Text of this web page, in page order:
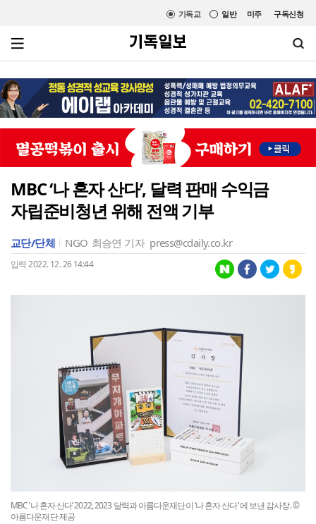
미주 구독신청
일반
기독교
MBC ‘나 혼자 산다’, 달력 판매 수익금
자립준비청년 위해 전액 기부
교단/단체 NGO 최승연 기자 press@cdaily.co.kr
입력 2022. 12. 26 14:44
MBC ’나 혼자 산다’ 2022, 2023 달력과 아름다운재단이 ‘나 혼자 산다’ 에 보낸 감사장. ©
아름다운재단 제공